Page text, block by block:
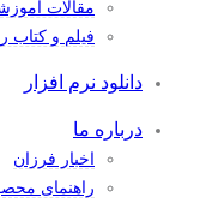
مقالات
فیلم و کتاب
دانلود نرم افزار
درباره ما
اخبار فرزان
راهنمای